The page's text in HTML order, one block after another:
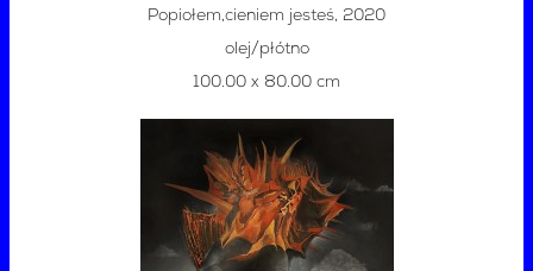
Popiołem,cieniem jesteś, 2020
olej/płótno
100.00 x 80.00 cm